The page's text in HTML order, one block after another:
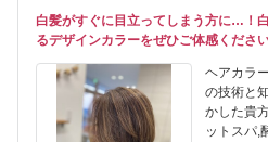
白髪がすぐに目立ってしまう方に…！
るデザインカラーをぜひご体感くださ
ヘアカラ
の技術と
かした貴
ットスパ,